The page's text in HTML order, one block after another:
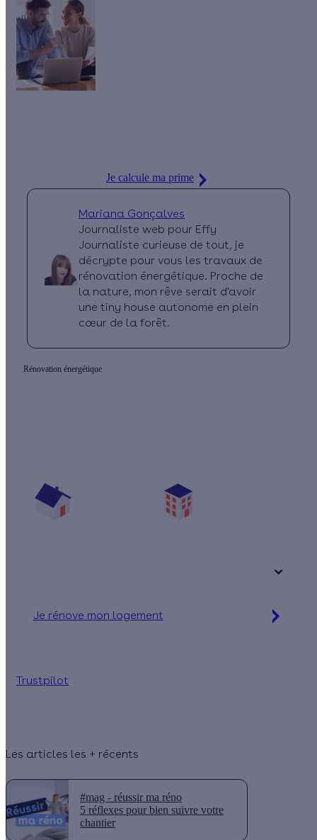
Je calcule ma prime
Mariana Gonçalves
Journaliste web pour Effy
Journaliste curieuse de tout, je
décrypte pour vous les travaux de
rénovation énergétique. Proche de
la nature, mon rêve serait d'avoir
une tiny house autonome en plein
cœur de la forêt.
Rénovation énergétique
Je rénove mon logement
Trustpilot
Les articles les + récents
#mag - réussir ma réno
5 réflexes pour bien suivre votre
chantier